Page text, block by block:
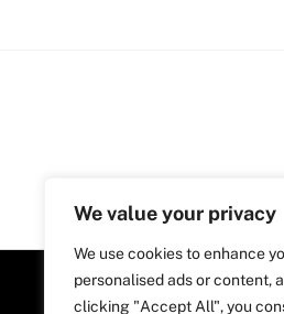
We value your privacy
We use cookies to enhance
personalised ads or content,
clicking "Accept All", you